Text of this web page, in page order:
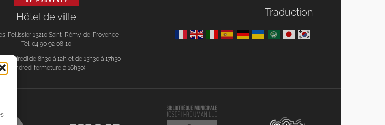
Hôtel de ville
Pellissier 13210 Saint-Rémy-de-Provence
Tél. 04 90 92 08 10
vendredi de 8h30 à 12h et de 13h30 à 17h30
(vendredi fermeture à 16h30)
Traduction